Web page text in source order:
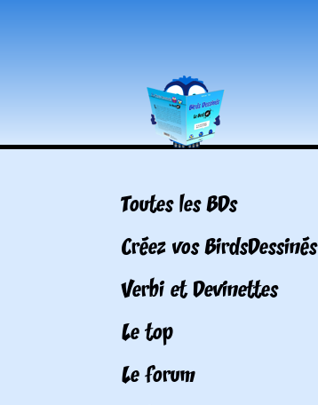
Toutes les BDs
Créez vos BirdsDessinés
Verbi et Devinettes
Le top
Le forum